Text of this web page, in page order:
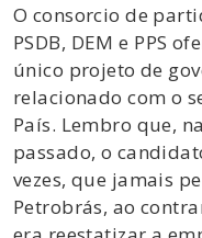
O consorcio de
PSDB, DEM e PPS
único projeto de
relacionado com o
País. Lembro que,
passado, o
vezes, que jamais
Petrobrás, ao